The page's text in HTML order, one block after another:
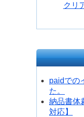
クリ
paidでの
た。
納品書体
対応】